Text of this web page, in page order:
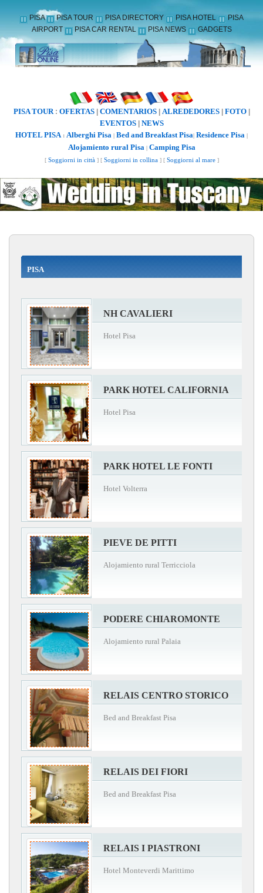
PISA PISA TOUR PISA DIRECTORY PISA HOTEL
PISA
AIRPORT
PISA CAR RENTAL PISA NEWS GADGETS
PISA TOUR: OFERTAS| COMENTARIOS| ALREDEDORES| FOTO|
EVENTOS| NEWS
HOTEL PISA: Alberghi Pisa | Bed and Breakfast Pisa| Residence Pisa |
Alojamiento rural Pisa| Camping Pisa
[ Soggiorni in città] [ Soggiorni in collina] [ Soggiorni al mare]
PISA
NH CAVALIERI
Hotel Pisa
PARK HOTEL CALIFORNIA
Hotel Pisa
PARK HOTEL LE FONTI
Hotel Volterra
PIEVE DE PITTI
Alojamiento rural Terricciola
PODERE CHIAROMONTE
Alojamiento rural Palaia
RELAIS CENTRO STORICO
Bed and Breakfast Pisa
RELAIS DEI FIORI
Bed and Breakfast Pisa
RELAIS I PIASTRONI
Hotel Monteverdi Marittimo